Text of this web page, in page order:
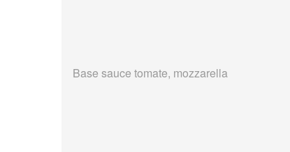
Base sauce tomate, mozzarella